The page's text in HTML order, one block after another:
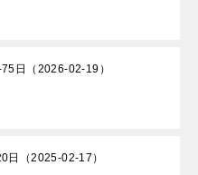
日（2026-02-19）
日（2025-02-17）